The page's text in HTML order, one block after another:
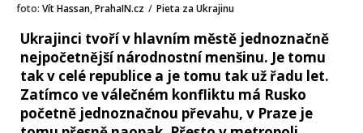
foto: Vít Hassan, PrahaIN.cz / Pieta za Ukrajinu
Ukrajinci tvoří v hlavním městě jednoznačně
nejpočetnější národnostní menšinu. Je tomu
tak v celé republice a je tomu tak už řadu let.
Zatímco ve válečném konfliktu má Rusko
početně jednoznačnou převahu, v Praze je